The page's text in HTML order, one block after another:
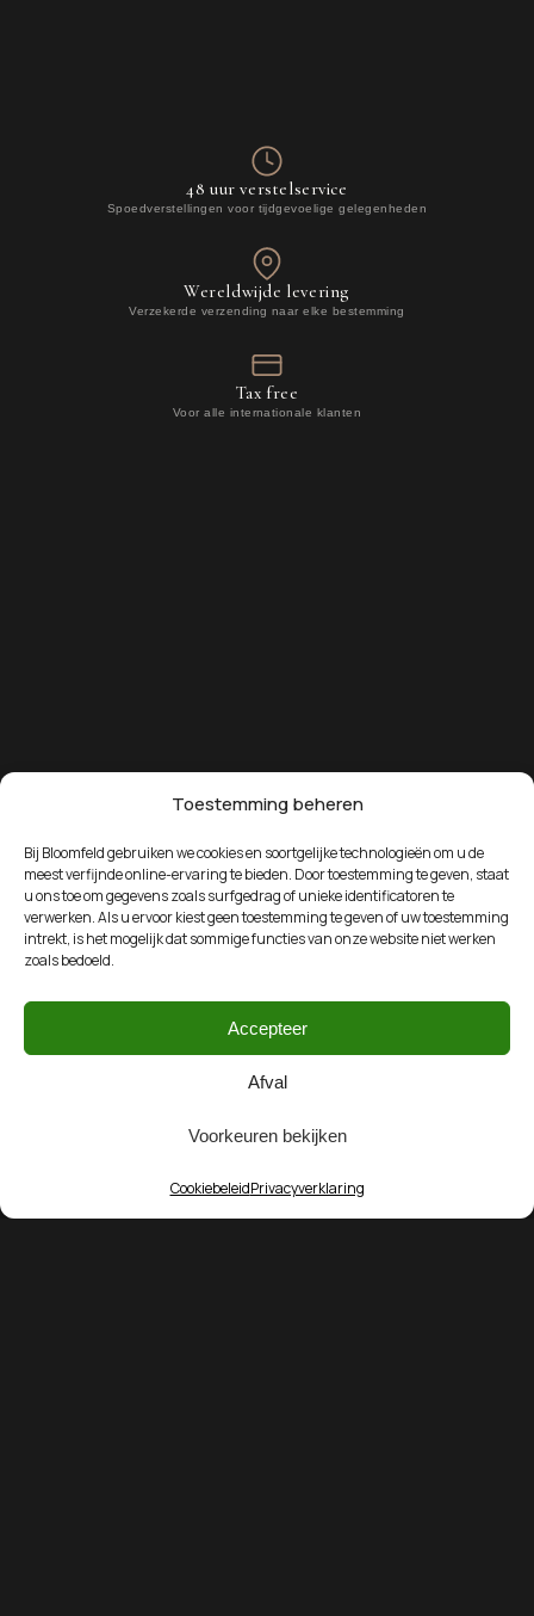
Toestemming beheren
Bij Bloomfeld gebruiken we cookies en soortgelijke technologieën om u de
meest verfijnde online-ervaring te bieden. Door toestemming te geven, staat
u ons toe om gegevens zoals surfgedrag of unieke identificatoren te
verwerken. Als u ervoor kiest geen toestemming te geven of uw toestemming
intrekt, is het mogelijk dat sommige functies van onze website niet werken
zoals bedoeld.
Accepteer
Afval
Voorkeuren bekijken
CookiebeleidPrivacyverklaring
48 uur verstelservice
Spoedverstellingen voor tijdgevoelige gelegenheden
Wereldwijde levering
Verzekerde verzending naar elke bestemming
Tax free
Voor alle internationale klanten